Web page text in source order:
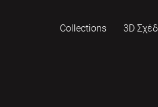
Collections 3D